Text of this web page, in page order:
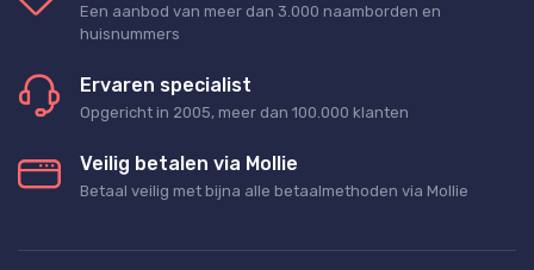
Een aanbod van meer dan 3.000 naamborden en
huisnummers
Ervaren specialist
Opgericht in 2005, meer dan 100.000 klanten
Veilig betalen via Mollie
Betaal veilig met bijna alle betaalmethoden via Mollie